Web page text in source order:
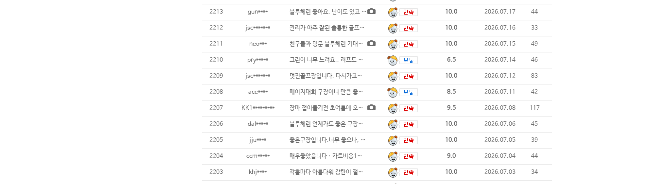
2213 gun**** 블루헤런 좋아요. 난이도 있고 그린은 조 10.0 2026.07.17 44
2212 jsc******* 관리가 아주 잘된 훌륭한 골프장이고 캐디분이 10.0 2026.07.16 33
2211 neo*** 친구들과 명문 블루헤런 기대를 저버리지 않는 10.0 2026.07.15 49
2210 pry***** 그린이 너무 느려요.. 러프도 정리가 안되어 6.5 2026.07.14 46
2209 jsc******* 멋진골프장입니다. 다시가고싶어요... 10.0 2026.07.12 83
2208 ace**** 메이저대회 구장이니 만큼 좋은 구장이에요 8.5 2026.07.11 42
2207 KK1********* 장마 접어들기전 초여름에 오랜만에 방문한 블 9.5 2026.07.08 117
2206 dal***** 블루헤런 언제가도 좋은 구장입니다 잔디관리 10.0 2026.07.06 45
2205 jju**** 좋은구장입니다.너무 좋으나, 아쉬운점 10.0 2026.07.05 39
2204 ccm***** 매우좋았읍니다ㆍ카트비용1인당 1만원씩만하면 9.0 2026.07.04 44
2203 khj**** 각홀마다 아름다워 감탄이 절로 나네요... 10.0 2026.07.03 34